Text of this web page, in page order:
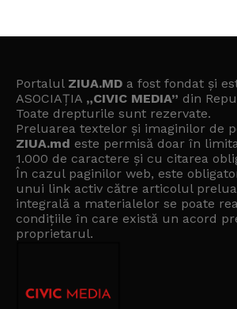
Portalul ZIUA.MD a fost fondat și
ASOCIAȚIA „CIVIC MEDIA” din
Toate drepturile sunt rezervate.
Preluarea textelor și imaginilor de
ZIUA.md este permisă doar în
1.000 de caractere și cu citarea
În cazul paginilor web, este
unui link activ către articolul
integrală a materialelor se poate
condițiile în care există un acord
proprietarul.